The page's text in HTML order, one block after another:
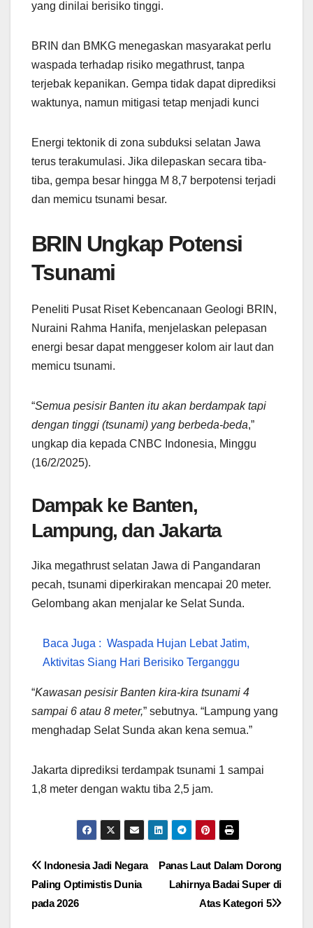
yang dinilai berisiko tinggi.
BRIN dan BMKG menegaskan masyarakat perlu
waspada terhadap risiko megathrust, tanpa
terjebak kepanikan. Gempa tidak dapat diprediksi
waktunya, namun mitigasi tetap menjadi kunci
Energi tektonik di zona subduksi selatan Jawa
terus terakumulasi. Jika dilepaskan secara tiba-
tiba, gempa besar hingga M 8,7 berpotensi terjadi
dan memicu tsunami besar.
BRIN Ungkap Potensi
Tsunami
Peneliti Pusat Riset Kebencanaan Geologi BRIN,
Nuraini Rahma Hanifa, menjelaskan pelepasan
energi besar dapat menggeser kolom air laut dan
memicu tsunami.
“Semua pesisir Banten itu akan berdampak tapi
dengan tinggi (tsunami) yang berbeda-beda,”
ungkap dia kepada CNBC Indonesia, Minggu
(16/2/2025).
Dampak ke Banten,
Lampung, dan Jakarta
Jika megathrust selatan Jawa di Pangandaran
pecah, tsunami diperkirakan mencapai 20 meter.
Gelombang akan menjalar ke Selat Sunda.
Baca Juga : Waspada Hujan Lebat Jatim,
Aktivitas Siang Hari Berisiko Terganggu
“Kawasan pesisir Banten kira-kira tsunami 4
sampai 6 atau 8 meter,” sebutnya. “Lampung yang
menghadap Selat Sunda akan kena semua.”
Jakarta diprediksi terdampak tsunami 1 sampai
1,8 meter dengan waktu tiba 2,5 jam.
Navigasi
pos
Panas Laut Dalam Dorong
Lahirnya Badai Super di
Atas Kategori 5
Indonesia Jadi Negara
Paling Optimistis Dunia
pada 2026